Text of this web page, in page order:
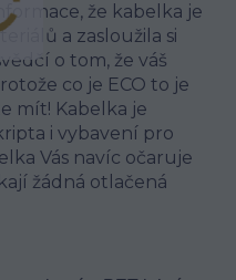
že kabelka je
a zasloužila si
o tom, že váš
co je ECO to je
mít! Kabelka je
i vybavení pro
Vás navíc očaruje
žádná otlačená